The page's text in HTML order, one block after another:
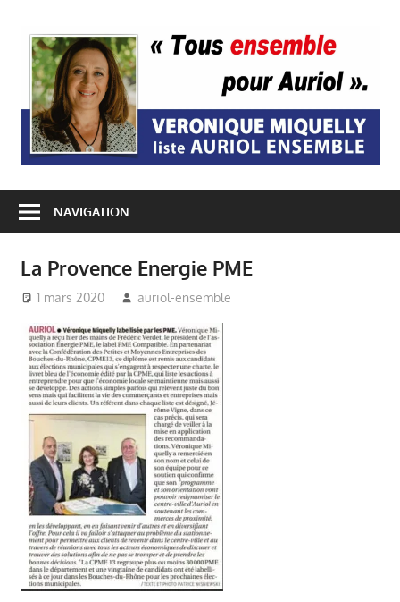
contenu
NAVIGATION
La Provence Energie PME
1 mars 2020 auriol-ensemble